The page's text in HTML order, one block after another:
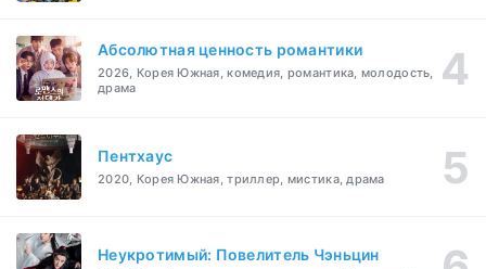
Абсолютная ценность романтики
2026, Корея Южная, комедия, романтика, молодость,
драма
Пентхаус
2020, Корея Южная, триллер, мистика, драма
Неукротимый: Повелитель Чэньцин